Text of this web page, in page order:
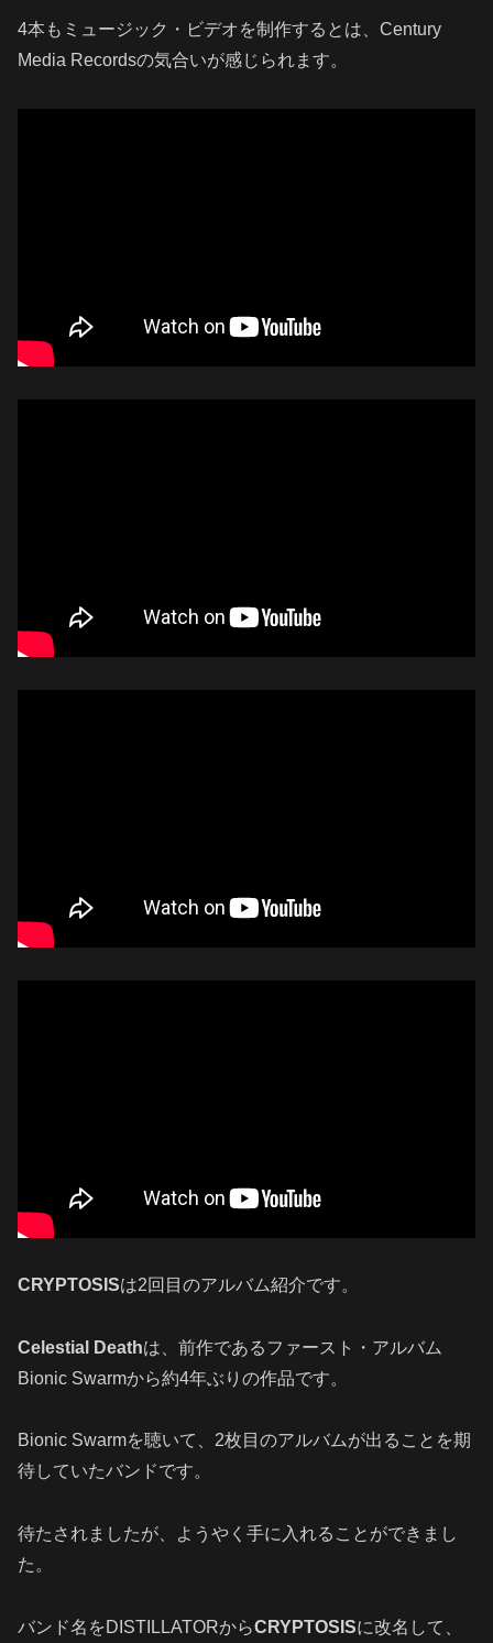
4本もミュージック・ビデオを制作するとは、Century
Media Recordsの気合いが感じられます。
CRYPTOSISは2回目のアルバム紹介です。
Celestial Deathは、前作であるファースト・アルバム
Bionic Swarmから約4年ぶりの作品です。
Bionic Swarmを聴いて、2枚目のアルバムが出ることを期
待していたバンドです。
待たされましたが、ようやく手に入れることができまし
た。
バンド名をDISTILLATORからCRYPTOSISに改名して、